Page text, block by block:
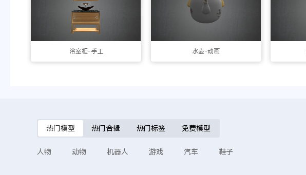
浴室柜-手工 水壶-动画
热门模型 热门合辑 热门标签 免费模型
人物 动物 机器人 游戏 汽车 鞋子